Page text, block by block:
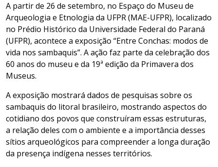
A partir de 26 de setembro, no Espaço do Museu de
Arqueologia e Etnologia da UFPR (MAE-UFPR), localizado
no Prédio Histórico da Universidade Federal do Paraná
(UFPR), acontece a exposição “Entre Conchas: modos de
vida nos sambaquis”. A ação faz parte da celebração dos
60 anos do museu e da 19ª edição da Primavera dos
Museus.
A exposição mostrará dados de pesquisas sobre os
sambaquis do litoral brasileiro, mostrando aspectos do
cotidiano dos povos que construíram essas estruturas,
a relação deles com o ambiente e a importância desses
sítios arqueológicos para compreender a longa duração
da presença indígena nesses territórios.